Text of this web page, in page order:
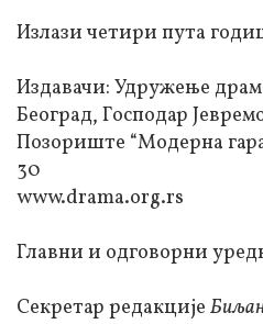
Излази четири пута
Издавачи: Удружење
Београд, Господар
Позориште “Модерна
30
www.drama.org.rs
Главни и одговорни
Секретар редакције